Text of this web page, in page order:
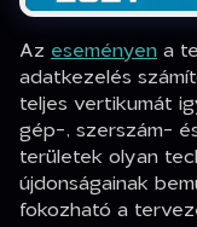
Az eseményen a
adatkezelés
teljes vertikumát
gép-, szerszám-
területek olyan
újdonságainak
fokozható a